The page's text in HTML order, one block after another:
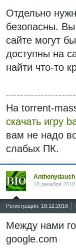
Отдельно
безопасны. Вы
сайте могут
доступны на
найти что-то
--------------------
На torrent-
скачать игру
вам не надо
слабых ПК.
Anthonydaush
18 декабря
Регистрация: 18.12.2018
Между нами
google.com